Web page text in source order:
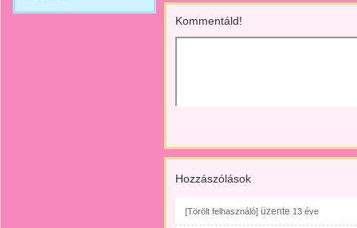
Kommentáld!
Hozzászólások
[Törölt felhasználó] üzente 13 éve